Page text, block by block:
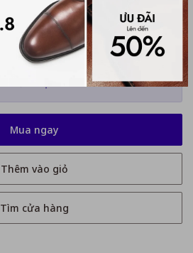
42 43 44
Mua ngay
Thêm vào giỏ
Tìm cửa hàng